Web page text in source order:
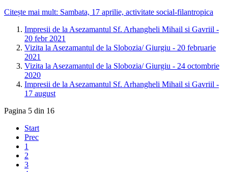
Citește mai mult: Sambata, 17 aprilie, activitate social-filantropica
Impresii de la Asezamantul Sf. Arhangheli Mihail si Gavriil -
20 febr 2021
Vizita la Asezamantul de la Slobozia/ Giurgiu - 20 februarie
2021
Vizita la Asezamantul de la Slobozia/ Giurgiu - 24 octombrie
2020
Impresii de la Asezamantul Sf. Arhangheli Mihail si Gavriil -
17 august
Pagina 5 din 16
Start
Prec
1
2
3